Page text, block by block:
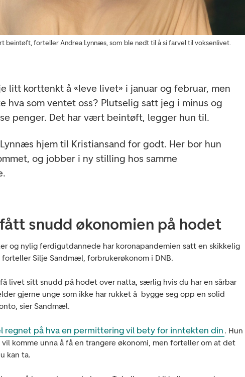
beintøft, forteller Andrea Lynnæs, som ble nødt til å si farvel til voksenlivet.
litt korttenkt å «leve livet» i januar og februar, men
hva som ventet oss? Plutselig satt jeg i minus og
penger. Det har vært beintøft, legger hun til.
hjem til Kristiansand for godt. Her bor hun
og jobber i ny stilling hos samme
snudd økonomien på hodet
og nylig ferdigutdannede har koronapandemien satt en skikkelig
Silje Sandmæl, forbrukerøkonom i DNB.
livet sitt snudd på hodet over natta, særlig hvis du har en sårbar
gjerne unge som ikke har rukket å bygge seg opp en solid
sier Sandmæl.
regnet på hva en permittering vil bety for inntekten din . Hun
komme unna å få en trangere økonomi, men forteller om at det
kan ta.